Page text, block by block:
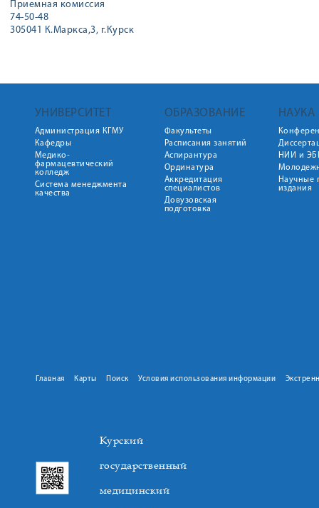
Приемная комиссия
74-50-48
305041 К.Маркса,3, г.Курск
УНИВЕРСИТЕТ
Администрация КГМУ
Кафедры
Медико-
фармацевтический
колледж
Система менеджмента
качества
ОБРАЗОВАНИЕ
Факультеты
Расписания занятий
Аспирантура
Ординатура
Аккредитация
специалистов
Довузовская
подготовка
НАУКА
НИИ и
Научные
издания
Главная Карты Поиск Условия использования информации
Курский
государственный
медицинский